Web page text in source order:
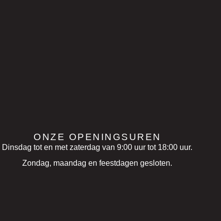
ONZE OPENINGSUREN
Dinsdag tot en met zaterdag van 9:00 uur tot 18:00 uur.
Zondag, maandag en feestdagen gesloten.